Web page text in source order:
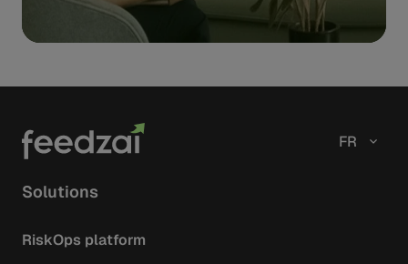
FR
Solutions
RiskOps platform